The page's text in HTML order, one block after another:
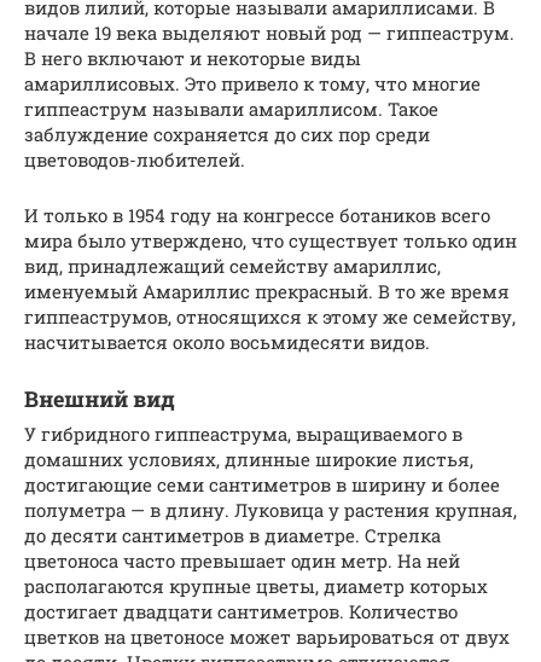
видов лилий, которые называли амариллисами. В
начале 19 века выделяют новый род — гиппеаструм.
В него включают и некоторые виды
амариллисовых. Это привело к тому, что многие
гиппеаструм называли амариллисом. Такое
заблуждение сохраняется до сих пор среди
цветоводов-любителей.
И только в 1954 году на конгрессе ботаников всего
мира было утверждено, что существует только один
вид, принадлежащий семейству амариллис,
именуемый Амариллис прекрасный. В то же время
гиппеаструмов, относящихся к этому же семейству,
насчитывается около восьмидесяти видов.
Внешний вид
У гибридного гиппеаструма, выращиваемого в
домашних условиях, длинные широкие листья,
достигающие семи сантиметров в ширину и более
полуметра — в длину. Луковица у растения крупная,
до десяти сантиметров в диаметре. Стрелка
цветоноса часто превышает один метр. На ней
располагаются крупные цветы, диаметр которых
достигает двадцати сантиметров. Количество
цветков на цветоносе может варьироваться от двух